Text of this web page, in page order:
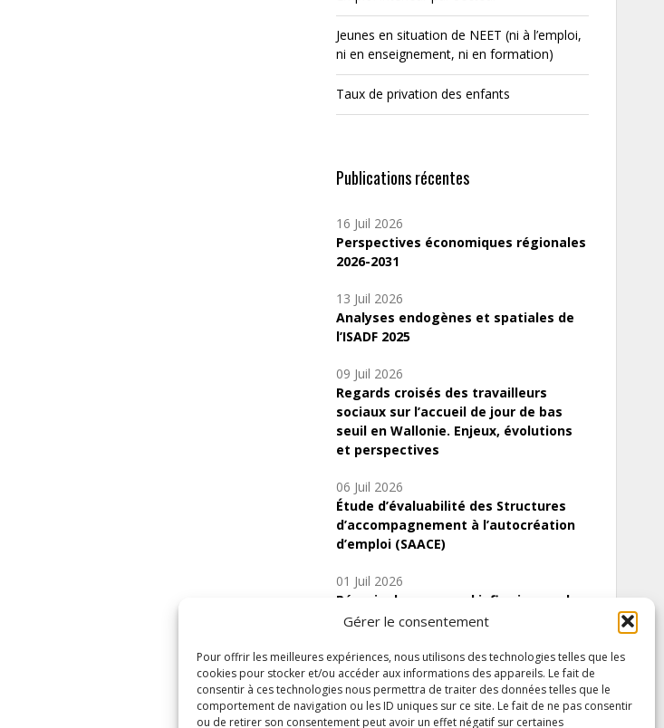
Gérer le consentement
Pour offrir les meilleures expériences, nous utilisons des technologies telles que les
cookies pour stocker et/ou accéder aux informations des appareils. Le fait de
consentir à ces technologies nous permettra de traiter des données telles que le
comportement de navigation ou les ID uniques sur ce site. Le fait de ne pas consentir
ou de retirer son consentement peut avoir un effet négatif sur certaines
Jeunes en situation de NEET (ni à l’emploi,
ni en enseignement, ni en formation)
Taux de privation des enfants
Publications récentes
16 Juil 2026
Perspectives économiques régionales
2026-2031
13 Juil 2026
Analyses endogènes et spatiales de
l’ISADF 2025
09 Juil 2026
Regards croisés des travailleurs
sociaux sur l’accueil de jour de bas
seuil en Wallonie. Enjeux, évolutions
et perspectives
06 Juil 2026
Étude d’évaluabilité des Structures
d’accompagnement à l’autocréation
d’emploi (SAACE)
01 Juil 2026
Pénurie du personnel infirmier :quels
indicateurs d’offre de soins pour
Inscrivez-vous à notre newsletter